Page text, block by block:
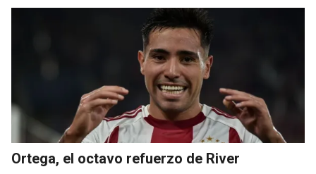
Ortega, el octavo refuerzo de River